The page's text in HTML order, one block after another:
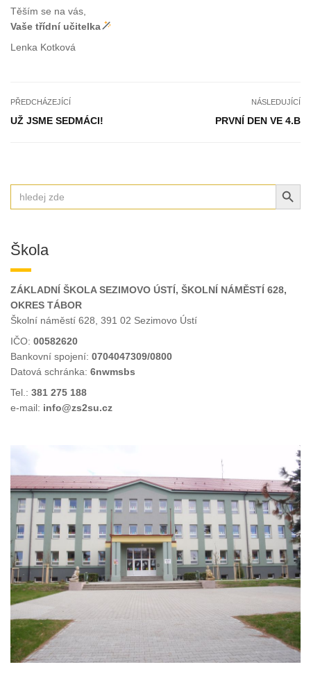
Těším se na vás,
Vaše třídní učitelka
Lenka Kotková
PŘEDCHÁZEJÍCÍ
UŽ JSME SEDMÁCI!
NÁSLEDUJÍCÍ
PRVNÍ DEN VE 4.B
Search
for:
SEARCH
Škola
ZÁKLADNÍ ŠKOLA SEZIMOVO ÚSTÍ, ŠKOLNÍ NÁMĚSTÍ 628,
OKRES TÁBOR
Školní náměstí 628, 391 02 Sezimovo Ústí
IČO: 00582620
Bankovní spojení: 0704047309/0800
Datová schránka: 6nwmsbs
Tel.: 381 275 188
e-mail: info@zs2su.cz